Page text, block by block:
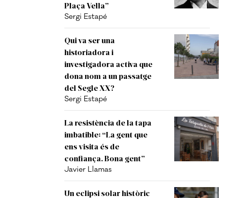
Plaça Vella”
Sergi Estapé
Qui va ser una
historiadora i
investigadora activa que
dona nom a un passatge
del Segle XX?
Sergi Estapé
La resistència de la tapa
imbatible: “La gent que
ens visita és de
confiança. Bona gent”
Javier Llamas
Un eclipsi solar històric